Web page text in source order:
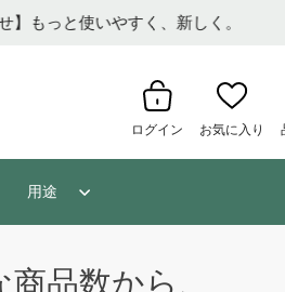
】もっと使いやすく、新しく。
ログイン お気に入り
用途
品数から、